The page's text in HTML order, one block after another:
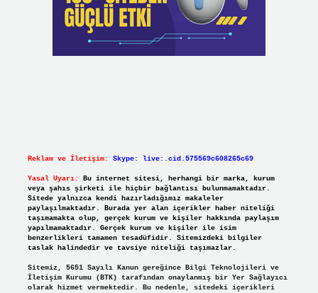
Reklam ve İletişim: Skype: live:.cid.575569c608265c69
Yasal Uyarı:
Bu internet sitesi, herhangi bir marka, kurum
veya şahıs şirketi ile hiçbir bağlantısı bulunmamaktadır.
Sitede yalnızca kendi hazırladığımız makaleler
paylaşılmaktadır. Burada yer alan içerikler haber niteliği
taşımamakta olup, gerçek kurum ve kişiler hakkında paylaşım
yapılmamaktadır. Gerçek kurum ve kişiler ile isim
benzerlikleri tamamen tesadüfidir. Sitemizdeki bilgiler
taslak halindedir ve tavsiye niteliği taşımazlar.
Sitemiz, 5651 Sayılı Kanun gereğince Bilgi Teknolojileri ve
İletişim Kurumu (BTK) tarafından onaylanmış bir Yer Sağlayıcı
olarak hizmet vermektedir. Bu nedenle, sitedeki içerikleri